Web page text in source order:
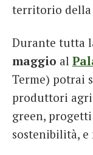
territorio della
Durante tutta
maggio al
Terme) potrai
produttori
green,
sostenibilità,